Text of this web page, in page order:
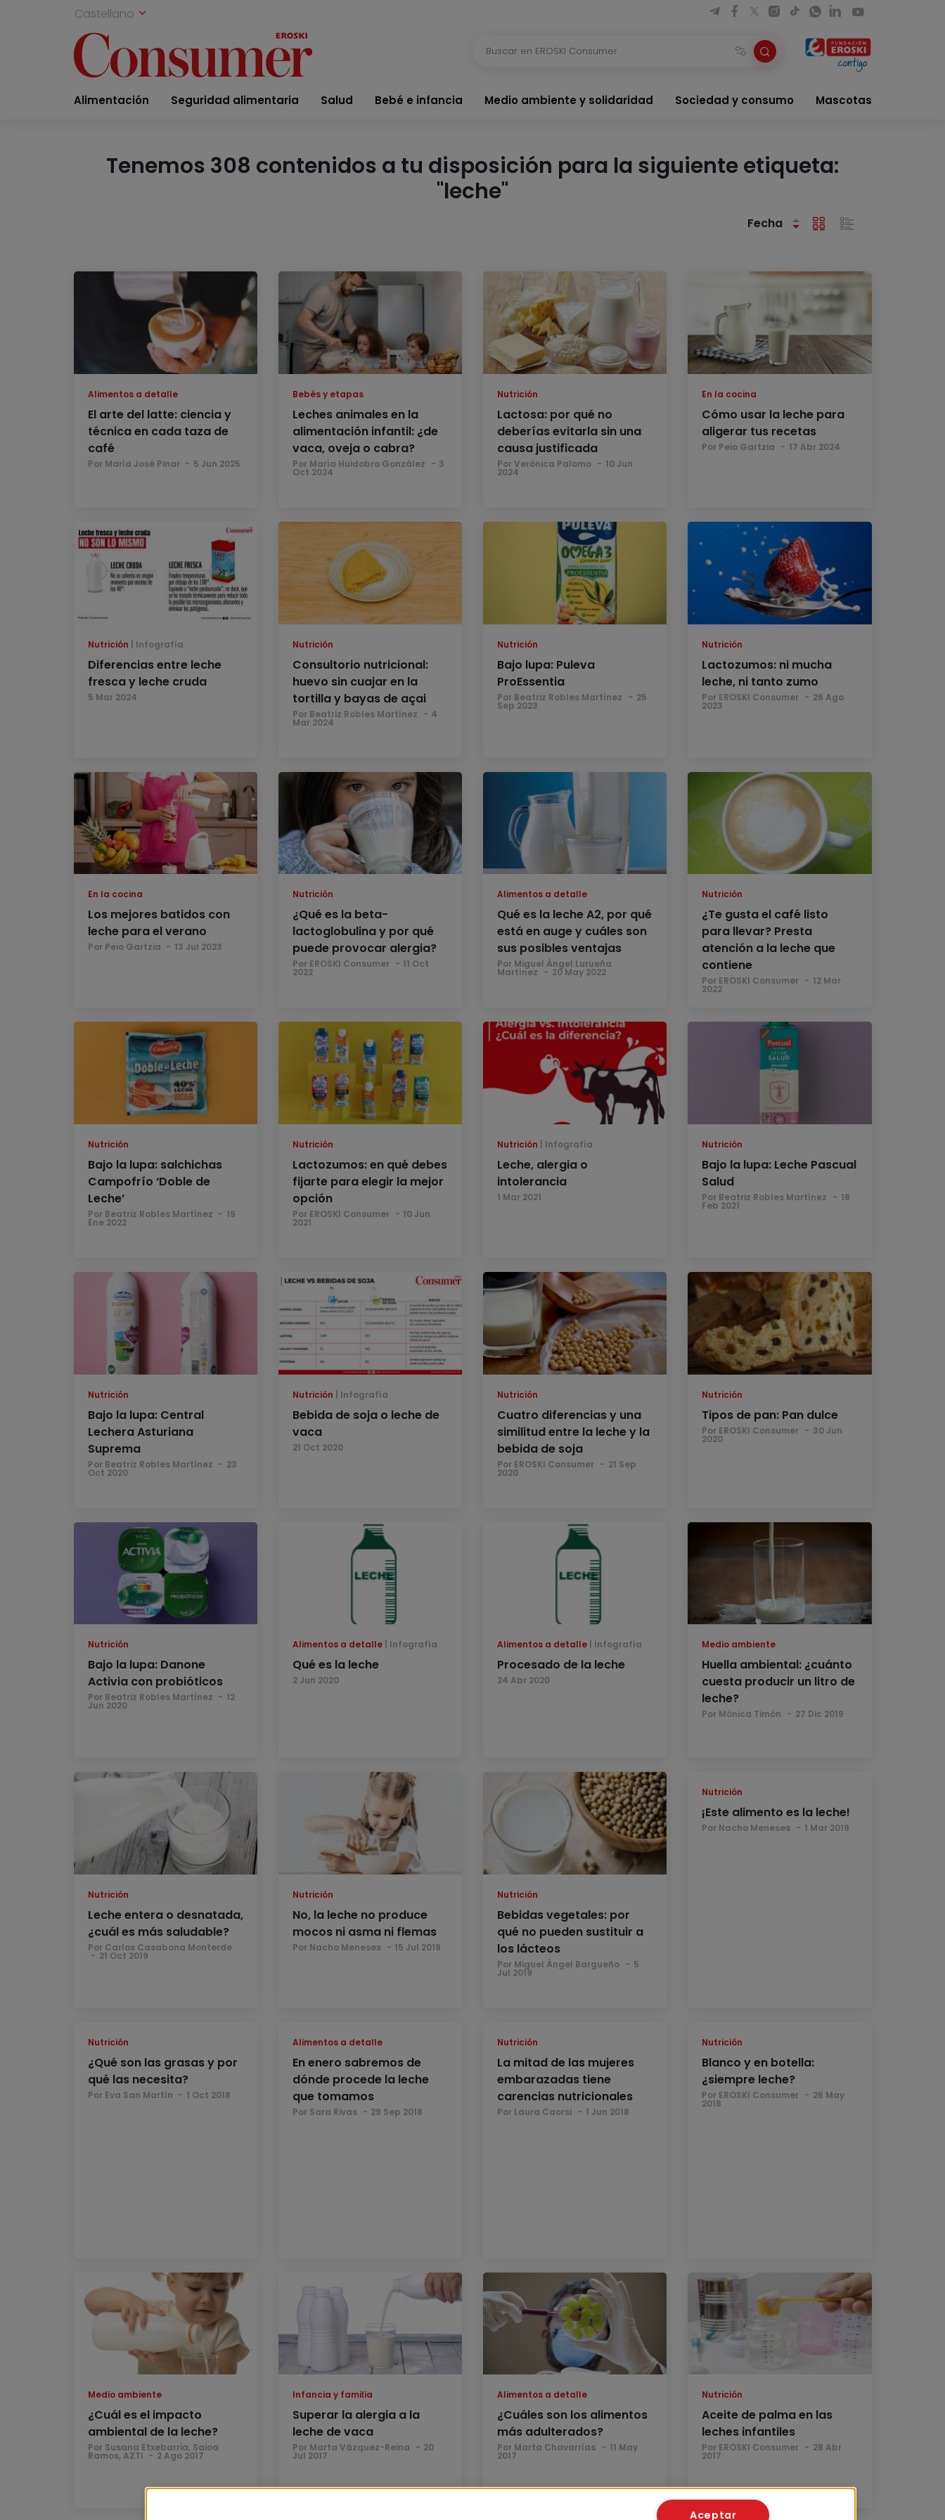
Castellano
Alimentación Seguridad alimentaria Salud Bebé e infancia Medio ambiente y solidaridad Sociedad y consumo Mascotas
Tenemos 308 contenidos a tu disposición para la siguiente etiqueta:
"leche"
Fecha
Alimentos a detalle
El arte del latte: ciencia y
técnica en cada taza de
café
Por María José Pinar 5 Jun 2025
Bebés y etapas
Leches animales en la
alimentación infantil: ¿de
vaca, oveja o cabra?
Por María Huidobro González 3
Oct 2024
Nutrición
Lactosa: por qué no
deberías evitarla sin una
causa justificada
Por Verónica Palomo 10 Jun
2024
En la cocina
Cómo usar la leche para
aligerar tus recetas
Por Peio Gartzia 17 Abr 2024
Nutrición Infografía
Diferencias entre leche
fresca y leche cruda
5 Mar 2024
Nutrición
Consultorio nutricional:
huevo sin cuajar en la
tortilla y bayas de açai
Por Beatriz Robles Martínez 4
Mar 2024
Nutrición
Bajo lupa: Puleva
ProEssentia
Por Beatriz Robles Martínez 25
Sep 2023
Nutrición
Lactozumos: ni mucha
leche, ni tanto zumo
Por EROSKI Consumer 26 Ago
2023
En la cocina
Los mejores batidos con
leche para el verano
Por Peio Gartzia 13 Jul 2023
Nutrición
¿Qué es la beta-
lactoglobulina y por qué
puede provocar alergia?
Por EROSKI Consumer 11 Oct
2022
Alimentos a detalle
Qué es la leche A2, por qué
está en auge y cuáles son
sus posibles ventajas
Por Miguel Ángel Lurueña
Martínez 20 May 2022
Nutrición
¿Te gusta el café listo
para llevar? Presta
atención a la leche que
contiene
Por EROSKI Consumer 12 Mar
2022
Nutrición
Bajo la lupa: salchichas
Campofrío ‘Doble de
Leche’
Por Beatriz Robles Martínez 19
Ene 2022
Nutrición
Lactozumos: en qué debes
fijarte para elegir la mejor
opción
Por EROSKI Consumer 10 Jun
2021
Nutrición Infografía
Leche, alergia o
intolerancia
1 Mar 2021
Nutrición
Bajo la lupa: Leche Pascual
Salud
Por Beatriz Robles Martínez 18
Feb 2021
Nutrición
Bajo la lupa: Central
Lechera Asturiana
Suprema
Por Beatriz Robles Martínez 23
Oct 2020
Nutrición Infografía
Bebida de soja o leche de
vaca
21 Oct 2020
Nutrición
Cuatro diferencias y una
similitud entre la leche y la
bebida de soja
Por EROSKI Consumer 21 Sep
2020
Nutrición
Tipos de pan: Pan dulce
Por EROSKI Consumer 30 Jun
2020
Nutrición
Bajo la lupa: Danone
Activia con probióticos
Por Beatriz Robles Martínez 12
Jun 2020
Alimentos a detalle Infografía
Qué es la leche
2 Jun 2020
Alimentos a detalle Infografía
Procesado de la leche
24 Abr 2020
Medio ambiente
Huella ambiental: ¿cuánto
cuesta producir un litro de
leche?
Por Mónica Timón 27 Dic 2019
Nutrición
Leche entera o desnatada,
¿cuál es más saludable?
Por Carlos Casabona Monterde
21 Oct 2019
Nutrición
No, la leche no produce
mocos ni asma ni flemas
Por Nacho Meneses 15 Jul 2019
Nutrición
Bebidas vegetales: por
qué no pueden sustituir a
los lácteos
Por Miguel Ángel Bargueño 5
Jul 2019
Nutrición
¡Este alimento es la leche!
Por Nacho Meneses 1 Mar 2019
Nutrición
¿Qué son las grasas y por
qué las necesita?
Por Eva San Martín 1 Oct 2018
Alimentos a detalle
En enero sabremos de
dónde procede la leche
que tomamos
Por Sara Rivas 29 Sep 2018
Nutrición
La mitad de las mujeres
embarazadas tiene
carencias nutricionales
Por Laura Caorsi 1 Jun 2018
Nutrición
Blanco y en botella:
¿siempre leche?
Por EROSKI Consumer 26 May
2018
Medio ambiente
¿Cuál es el impacto
ambiental de la leche?
Por Susana Etxebarria, Saioa
Ramos, AZTI 2 Ago 2017
Infancia y familia
Superar la alergia a la
leche de vaca
Por Marta Vázquez-Reina 20
Jul 2017
Alimentos a detalle
¿Cuáles son los alimentos
más adulterados?
Por Marta Chavarrías 11 May
2017
Nutrición
Aceite de palma en las
leches infantiles
Por EROSKI Consumer 28 Abr
2017
Aceptar